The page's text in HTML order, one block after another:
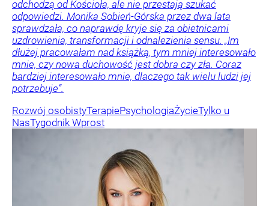
odchodzą od Kościoła, ale nie przestają szukać
odpowiedzi. Monika Sobień-Górska przez dwa lata
sprawdzała, co naprawdę kryje się za obietnicami
uzdrowienia, transformacji i odnalezienia sensu. „Im
dłużej pracowałam nad książką, tym mniej interesowało
mnie, czy nowa duchowość jest dobra czy zła. Coraz
bardziej interesowało mnie, dlaczego tak wielu ludzi jej
potrzebuje”.
Rozwój osobistyTerapiePsychologiaŻycieTylko u
NasTygodnik Wprost